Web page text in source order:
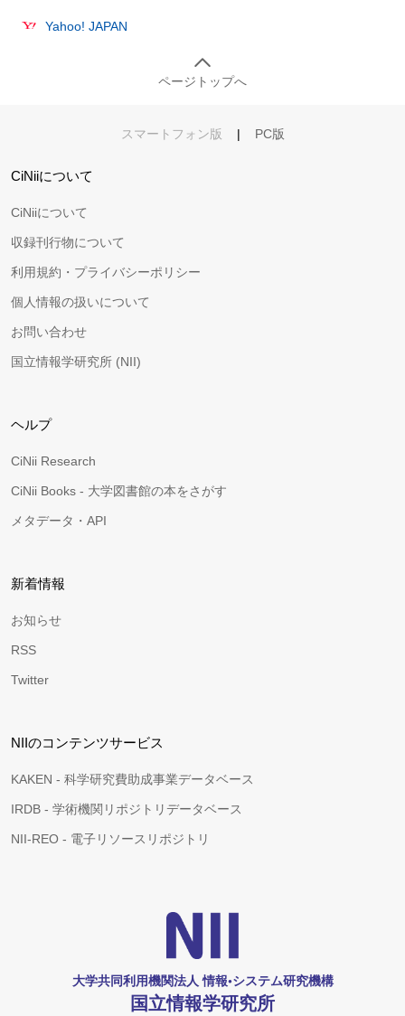
Yahoo! JAPAN
ページトップへ
スマートフォン版 | PC版
CiNiiについて
CiNiiについて
収録刊行物について
利用規約・プライバシーポリシー
個人情報の扱いについて
お問い合わせ
国立情報学研究所 (NII)
ヘルプ
CiNii Research
CiNii Books - 大学図書館の本をさがす
メタデータ・API
新着情報
お知らせ
RSS
Twitter
NIIのコンテンツサービス
KAKEN - 科学研究費助成事業データベース
IRDB - 学術機関リポジトリデータベース
NII-REO - 電子リソースリポジトリ
大学共同利用機関法人 情報•システム研究機構
国立情報学研究所